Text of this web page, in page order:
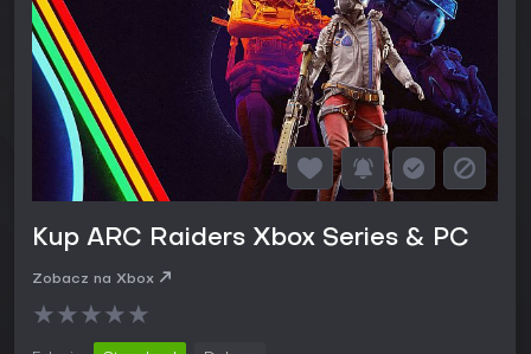
Kup ARC Raiders Xbox Series & PC
Zobacz na Xbox
★★★★★